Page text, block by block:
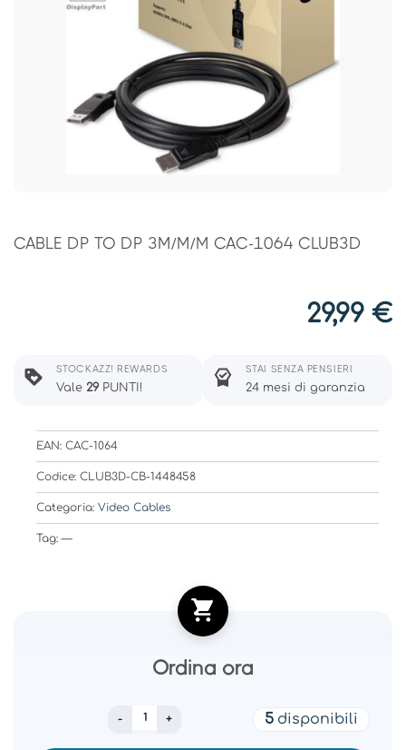
CABLE DP TO DP 3M/M/M CAC-1064 CLUB3D
29,99 €
STOCKAZZ! REWARDS
Vale 29 PUNTI!
STAI SENZA PENSIERI
24 mesi di garanzia
EAN: CAC-1064
Codice: CLUB3D-CB-1448458
Categoria: Video Cables
Tag: —
Ordina ora
CABLE DP TO DP 3M/M/M CAC-1064
5 disponibili